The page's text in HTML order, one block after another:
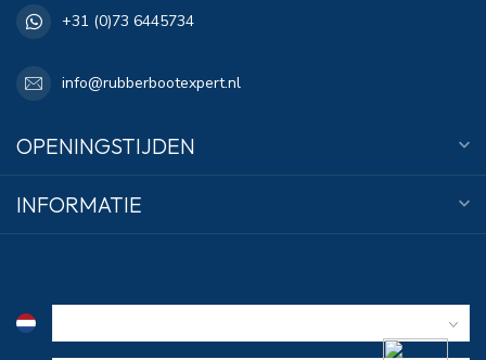
+31 (0)73 6445734
info@rubberbootexpert.nl
OPENINGSTIJDEN
INFORMATIE